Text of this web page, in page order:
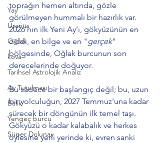
Yay
Uranüs
Oğlak
kova
Tarihsel Astrolojik Analiz
Ay Tutulması
Balık
Yengeç burcu
Süper Dolunay
toprağın hemen altında, gözle
görülmeyen hummalı bir hazırlık var.
2026’nın ilk Yeni Ay’ı, gökyüzünün en
ciddi, en bilge ve en "gerçek"
bölgesinde, Oğlak burcunun son
derecelerinde doğuyor.
Bu sadece bir başlangıç değil; bu, uzun
bir yolculuğun, 2027 Temmuz'una kadar
sürecek bir döngünün ilk temel taşı.
Gökyüzü o kadar kalabalık ve herkes
öylesine yerli yerinde ki, evren sanki